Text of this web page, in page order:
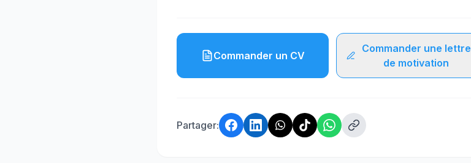
Commander un CV
Commander une lettre
de motivation
Partager: